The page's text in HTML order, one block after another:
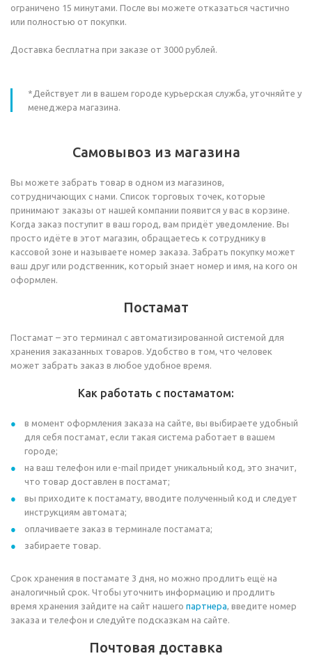
ограничено 15 минутами. После вы можете отказаться частично
или полностью от покупки.
Доставка бесплатна при заказе от 3000 рублей.
*Действует ли в вашем городе курьерская служба, уточняйте у
менеджера магазина.
Самовывоз из магазина
Вы можете забрать товар в одном из магазинов,
сотрудничающих с нами. Список торговых точек, которые
принимают заказы от нашей компании появится у вас в корзине.
Когда заказ поступит в ваш город, вам придёт уведомление. Вы
просто идёте в этот магазин, обращаетесь к сотруднику в
кассовой зоне и называете номер заказа. Забрать покупку может
ваш друг или родственник, который знает номер и имя, на кого он
оформлен.
Постамат
Постамат – это терминал с автоматизированной системой для
хранения заказанных товаров. Удобство в том, что человек
может забрать заказ в любое удобное время.
Как работать с постаматом:
в момент оформления заказа на сайте, вы выбираете удобный
для себя постамат, если такая система работает в вашем
городе;
на ваш телефон или e-mail придет уникальный код, это значит,
что товар доставлен в постамат;
вы приходите к постамату, вводите полученный код и следует
инструкциям автомата;
оплачиваете заказ в терминале постамата;
забираете товар.
Срок хранения в постамате 3 дня, но можно продлить ещё на
аналогичный срок. Чтобы уточнить информацию и продлить
время хранения зайдите на сайт нашего партнера, введите номер
заказа и телефон и следуйте подсказкам на сайте.
Почтовая доставка